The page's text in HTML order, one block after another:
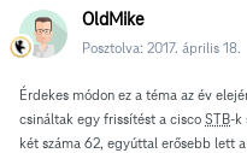
OldMike
Posztolva: 2017. április 18.
Érdekes módon ez a téma az év
csináltak egy frissítést a cisco STB-k
két száma 62, egyúttal erősebb lett